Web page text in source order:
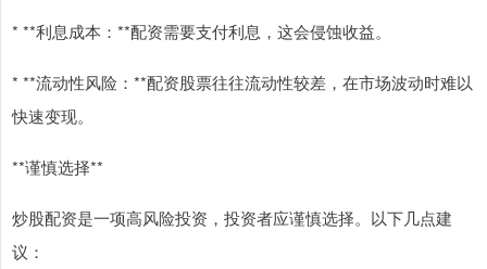
* **利息成本：**配资需要支付利息，这会侵蚀收益。
* **流动性风险：**配资股票往往流动性较差，在市场波动时难以
快速变现。
**谨慎选择**
炒股配资是一项高风险投资，投资者应谨慎选择。以下几点建
议：